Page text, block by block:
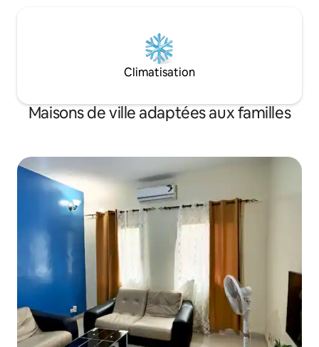
Climatisation
Maisons de ville adaptées aux familles